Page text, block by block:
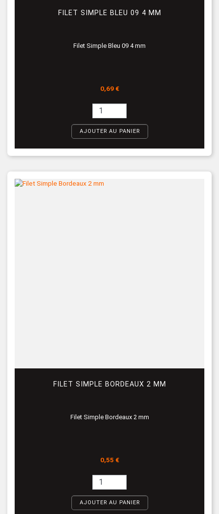
FILET SIMPLE BLEU 09 4 MM
Filet Simple Bleu 09 4 mm
Prix
0,69 €
AJOUTER AU PANIER
FILET SIMPLE BORDEAUX 2 MM
Filet Simple Bordeaux 2 mm
Prix
0,55 €
AJOUTER AU PANIER